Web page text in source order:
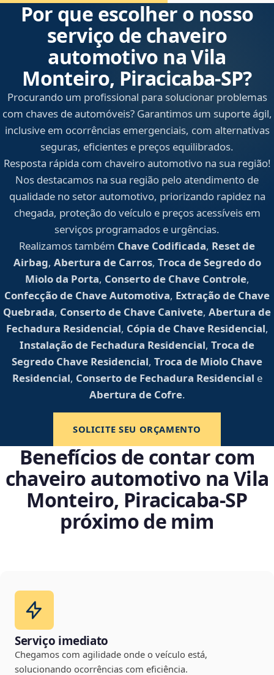
Por que escolher o nosso
serviço de chaveiro
automotivo na Vila
Monteiro, Piracicaba‑SP?
Procurando um profissional para solucionar problemas
com chaves de automóveis? Garantimos um suporte ágil,
inclusive em ocorrências emergenciais, com alternativas
seguras, eficientes e preços equilibrados.
Resposta rápida com chaveiro automotivo na sua região!
Nos destacamos na sua região pelo atendimento de
qualidade no setor automotivo, priorizando rapidez na
chegada, proteção do veículo e preços acessíveis em
serviços programados e urgências.
Realizamos também Chave Codificada, Reset de
Airbag, Abertura de Carros, Troca de Segredo do
Miolo da Porta, Conserto de Chave Controle,
Confecção de Chave Automotiva, Extração de Chave
Quebrada, Conserto de Chave Canivete, Abertura de
Fechadura Residencial, Cópia de Chave Residencial,
Instalação de Fechadura Residencial, Troca de
Segredo Chave Residencial, Troca de Miolo Chave
Residencial, Conserto de Fechadura Residencial e
Abertura de Cofre.
SOLICITE SEU ORÇAMENTO
Benefícios de contar com
chaveiro automotivo na Vila
Monteiro, Piracicaba‑SP
próximo de mim
Serviço imediato
Chegamos com agilidade onde o veículo está,
solucionando ocorrências com eficiência.